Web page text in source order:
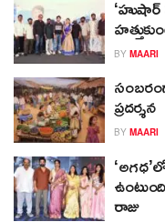
BY MAARI
ప్రదర్శన
BY MAARI
రాజు